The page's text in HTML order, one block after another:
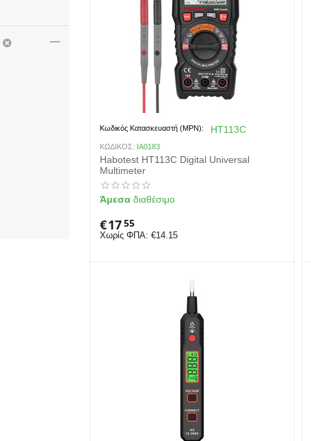
Κωδικός Κατασκευαστή (MPN): HT113C
ΚΩΔΙΚΟΣ: IA0183
Habotest HT113C Digital Universal
Multimeter
Άμεσα διαθέσιμο
€1755
Χωρίς ΦΠΑ: €14.15